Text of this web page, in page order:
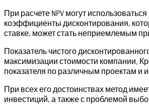
При расчете NPV могут
коэффициенты дисконтирования,
ставке, может стать неприемлемым
Показатель чистого
максимизации стоимости компании.
показателя по различным проектам и
При всех его достоинствах метод
инвестиций, а также с проблемой